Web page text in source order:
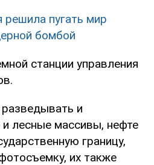
решила пугать мир
бомбой
станции управления
и
лесные массивы, нефте
границу,
их также